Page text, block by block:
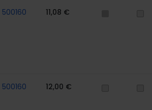
500160 11,08 €
500160 12,00 €